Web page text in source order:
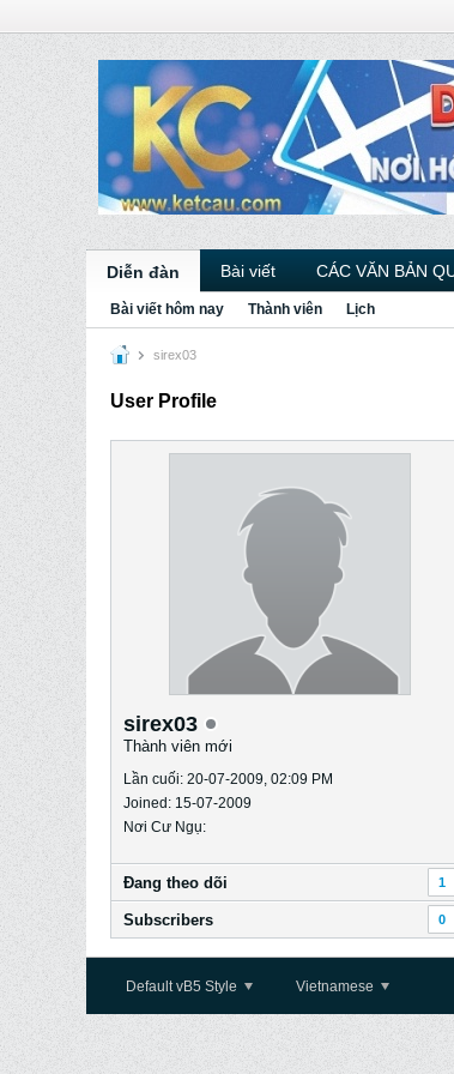
Diễn đàn Bài viết CÁC VĂN BẢN
Bài viết hôm nay Thành viên Lịch
sirex03
User Profile
sirex03
Thành viên mới
Lần cuối: 20-07-2009, 02:09 PM
Joined: 15-07-2009
Nơi Cư Ngụ:
Ðang theo dõi 1
Subscribers 0
Default vB5 Style Vietnamese